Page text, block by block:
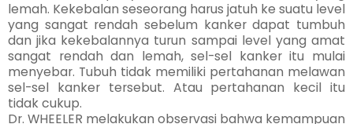
lemah. Kekebalan seseorang harus jatuh ke suatu level
yang sangat rendah sebelum kanker dapat tumbuh
dan jika kekebalannya turun sampai level yang amat
sangat rendah dan lemah, sel-sel kanker itu mulai
menyebar. Tubuh tidak memiliki pertahanan melawan
sel-sel kanker tersebut. Atau pertahanan kecil itu
tidak cukup.
Dr. WHEELER melakukan observasi bahwa kemampuan